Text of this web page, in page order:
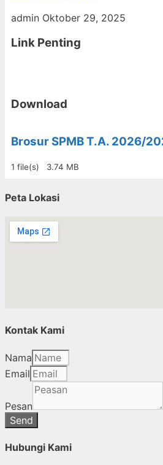
admin Oktober 29, 2025
Link Penting
Download
Brosur SPMB T.A. 2026/
1 file(s) 3.74 MB
Peta Lokasi
Kontak Kami
Nama
Email
Pesan
Send
Hubungi Kami